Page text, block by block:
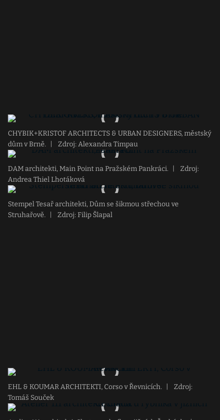
CHYBIK+KRISTOF ARCHITECTS & URBAN DESIGNERS, městský
dům v Brně.
Zdroj: Alexandra Timpau
DAM architekti, Main Point na Pražském Pankráci.
Zdroj:
Andrea Thiel Lhotáková
Stempel Tesař architekti, Dům se šikmou střechou ve
Struhařově.
Zdroj: Filip Šlapal
EHL & KOUMAR ARCHITEKTI, Corso v Řevnicích.
Zdroj:
Tomáš Souček